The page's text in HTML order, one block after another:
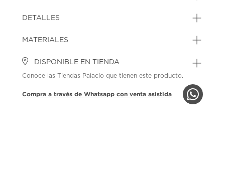
DETALLES
MATERIALES
DISPONIBLE EN TIENDA
Conoce las Tiendas Palacio que tienen este producto.
Compra a través de Whatsapp con venta asistida